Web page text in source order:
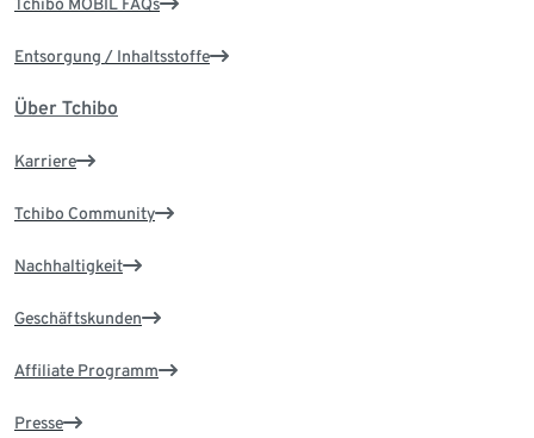
Entsorgung / Inhaltsstoffe
Über Tchibo
Karriere
Tchibo Community
Nachhaltigkeit
Geschäftskunden
Affiliate Programm
Presse